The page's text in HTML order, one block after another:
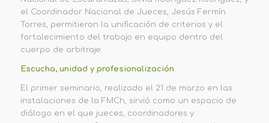
el Coordinador Nacional de Jueces, Jesús Fermín
Torres, permitieron la unificación de criterios y el
fortalecimiento del trabajo en equipo dentro del
cuerpo de arbitraje.
Escucha, unidad y profesionalización
El primer seminario, realizado el 21 de marzo en las
instalaciones de la FMCh, sirvió como un espacio de
diálogo en el que jueces, coordinadores y